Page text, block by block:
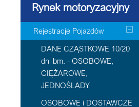
Rynek motoryzacyjny
Rejestracje Pojazdów
DANE CZĄSTKOWE 10/20
dni bm. - OSOBOWE,
CIĘŻAROWE,
JEDNOŚLADY
OSOBOWE i DOSTAWCZE